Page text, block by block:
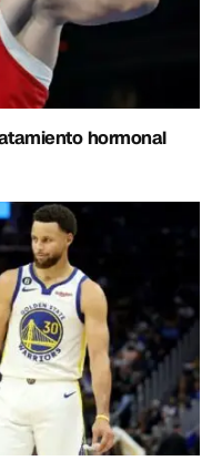
hormonal